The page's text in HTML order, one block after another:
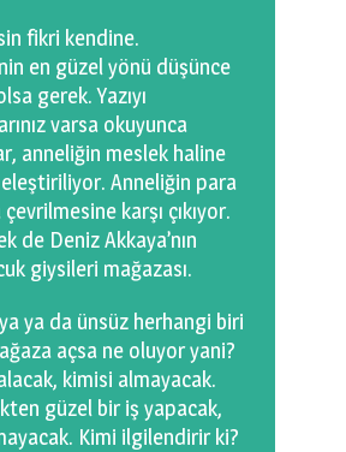
fikri kendine.
en güzel yönü düşünce
gerek. Yazıyı
varsa okuyunca
anneliğin meslek haline
Anneliğin para
karşı çıkıyor.
de Deniz Akkaya’nın
giysileri mağazası.
ya da ünsüz herhangi biri
açsa ne oluyor yani?
kimisi almayacak.
güzel bir iş yapacak,
Kimi ilgilendirir ki?